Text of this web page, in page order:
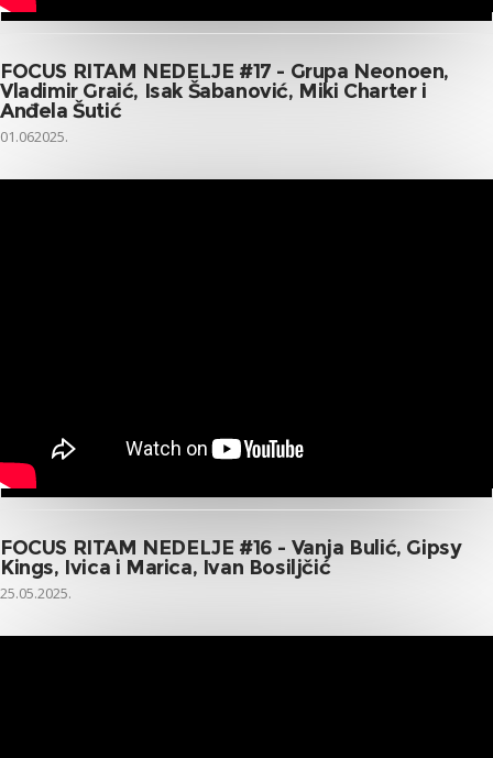
FOCUS RITAM NEDELJE #17 - Grupa Neonoen,
Vladimir Graić, Isak Šabanović, Miki Charter i
Anđela Šutić
01.062025.
FOCUS RITAM NEDELJE #16 - Vanja Bulić, Gipsy
Kings, Ivica i Marica, Ivan Bosiljčić
25.05.2025.